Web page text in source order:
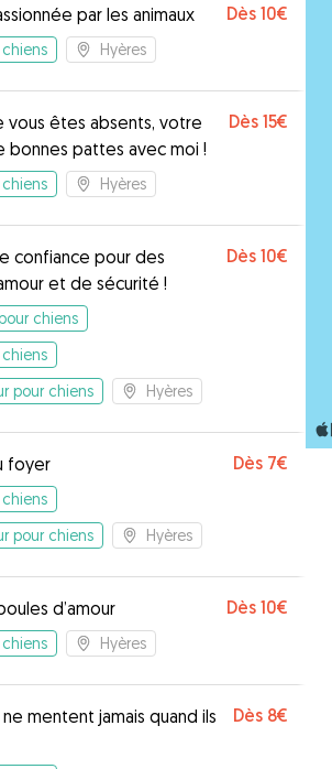
par les animaux Dès 10€
Hyères
vous êtes absents, votre
bonnes pattes avec moi !
Dès 15€
Hyères
confiance pour des
et de sécurité !
Dès 10€
chiens
pour chiens
Hyères
foyer Dès 7€
pour chiens
Hyères
d’amour Dès 10€
Hyères
mentent jamais quand ils
Dès 8€